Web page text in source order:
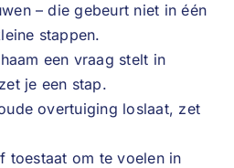
– die gebeurt niet in één
stappen.
een vraag stelt in
je een stap.
overtuiging loslaat, zet
toestaat om te voelen in